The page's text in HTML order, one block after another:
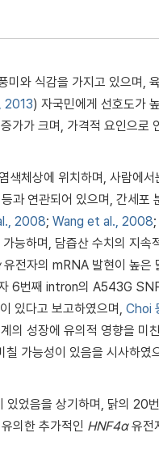
와 식감을 가지고 있으며,
2013) 자국민에게 선호도가
가가 크며, 가격적 요인으로
색체상에 위치하며, 사람에서
과 연관되어 있으며, 간세포
2008; Wang et al., 2008;
능하며, 담즙산 수치의 지속
유전자의 mRNA 발현이 높은
6번째 intron의 A543G
있다고 보고하였으며, Choi
성장에 유의적 영향을 미
가능성이 있음을 시사하였
었음을 상기하며, 닭의 20
의한 추가적인 HNF4α유전